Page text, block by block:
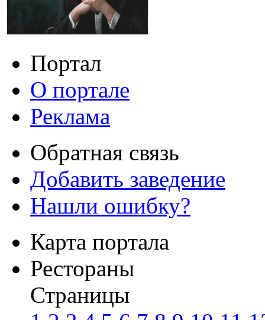
Портал
О портале
Реклама
Обратная связь
Добавить заведение
Нашли ошибку?
Карта портала
Рестораны
Страницы